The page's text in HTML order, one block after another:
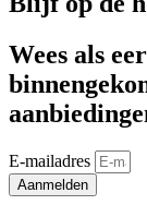
Wees als
E-mailadres
Aanmelden